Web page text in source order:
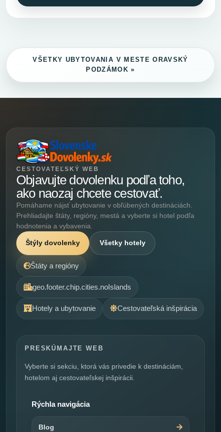
VŠETKY UBYTOVANIA V MESTE ORAVSKÝ
PODZÁMOK »
CESTOVATEĽSKÝ WEB
Objavujte dovolenku podľa toho,
ako naozaj chcete cestovať.
Pomáhame nájsť ubytovanie v obľúbených destináciách.
Prehliadajte štáty, regióny, mestá a vyberte si hotel podľa
hodnotenia a vybavenia.
Štýly dovolenky Všetky hotely
Štáty a regióny
geo.footer.chip.cities.noIslands
Hotely a ubytovanie Cestovateľská inšpirácia
PRESKÚMAJTE WEB
Vyberte si sekciu, ktorá vás privedie k destináciám,
hotelom aj cestovateľskej inšpirácii.
Rýchla navigácia
Blog